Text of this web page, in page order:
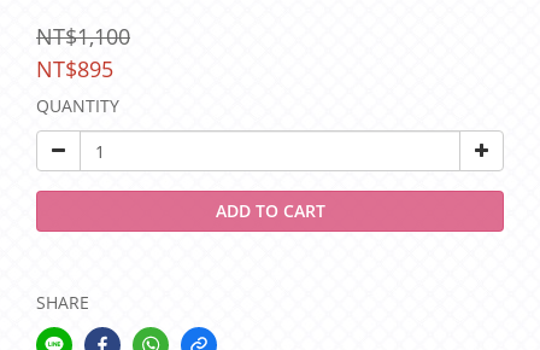
NT$1,100
NT$895
QUANTITY
ADD TO CART
SHARE